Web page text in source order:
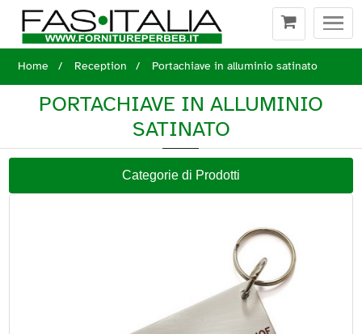
Home
Reception Portachiave in alluminio satinato
PORTACHIAVE IN ALLUMINIO
SATINATO
Categorie di Prodotti